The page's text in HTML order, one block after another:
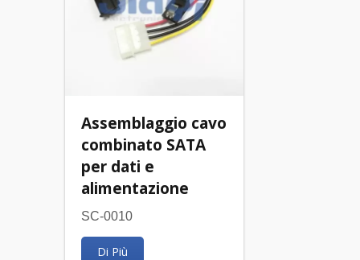
Assemblaggio cavo
combinato SATA
per dati e
alimentazione
SC-0010
Di Più